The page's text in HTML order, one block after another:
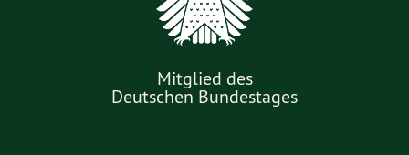
Mitglied des
Deutschen Bundestages